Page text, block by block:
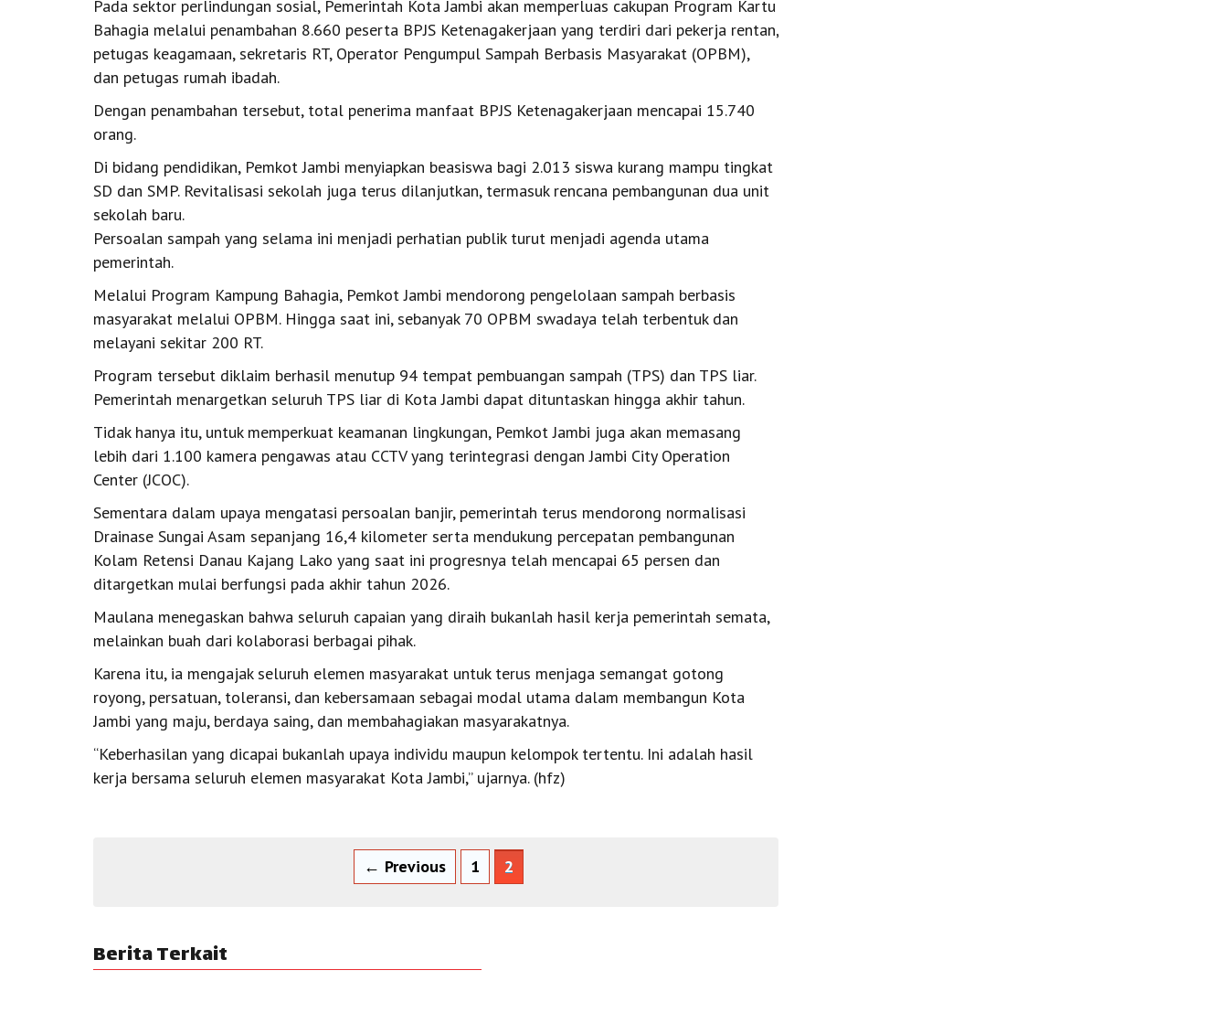
Pada sektor perlindungan sosial, Pemerintah Kota Jambi akan memperluas cakupan Program Kartu
Bahagia melalui penambahan 8.660 peserta BPJS Ketenagakerjaan yang terdiri dari pekerja rentan,
petugas keagamaan, sekretaris RT, Operator Pengumpul Sampah Berbasis Masyarakat (OPBM),
dan petugas rumah ibadah.
Dengan penambahan tersebut, total penerima manfaat BPJS Ketenagakerjaan mencapai 15.740
orang.
Di bidang pendidikan, Pemkot Jambi menyiapkan beasiswa bagi 2.013 siswa kurang mampu tingkat
SD dan SMP. Revitalisasi sekolah juga terus dilanjutkan, termasuk rencana pembangunan dua unit
sekolah baru.
Persoalan sampah yang selama ini menjadi perhatian publik turut menjadi agenda utama
pemerintah.
Melalui Program Kampung Bahagia, Pemkot Jambi mendorong pengelolaan sampah berbasis
masyarakat melalui OPBM. Hingga saat ini, sebanyak 70 OPBM swadaya telah terbentuk dan
melayani sekitar 200 RT.
Program tersebut diklaim berhasil menutup 94 tempat pembuangan sampah (TPS) dan TPS liar.
Pemerintah menargetkan seluruh TPS liar di Kota Jambi dapat dituntaskan hingga akhir tahun.
Tidak hanya itu, untuk memperkuat keamanan lingkungan, Pemkot Jambi juga akan memasang
lebih dari 1.100 kamera pengawas atau CCTV yang terintegrasi dengan Jambi City Operation
Center (JCOC).
Sementara dalam upaya mengatasi persoalan banjir, pemerintah terus mendorong normalisasi
Drainase Sungai Asam sepanjang 16,4 kilometer serta mendukung percepatan pembangunan
Kolam Retensi Danau Kajang Lako yang saat ini progresnya telah mencapai 65 persen dan
ditargetkan mulai berfungsi pada akhir tahun 2026.
Maulana menegaskan bahwa seluruh capaian yang diraih bukanlah hasil kerja pemerintah semata,
melainkan buah dari kolaborasi berbagai pihak.
Karena itu, ia mengajak seluruh elemen masyarakat untuk terus menjaga semangat gotong
royong, persatuan, toleransi, dan kebersamaan sebagai modal utama dalam membangun Kota
Jambi yang maju, berdaya saing, dan membahagiakan masyarakatnya.
“Keberhasilan yang dicapai bukanlah upaya individu maupun kelompok tertentu. Ini adalah hasil
kerja bersama seluruh elemen masyarakat Kota Jambi,” ujarnya. (hfz)
← Previous 1 2
Berita Terkait